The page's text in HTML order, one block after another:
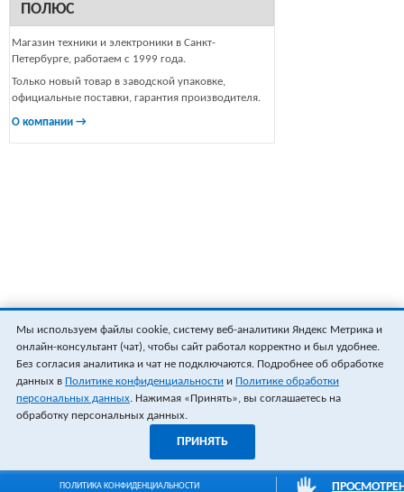
ПОЛЮС
Магазин техники и электроники в Санкт-
Петербурге, работаем с 1999 года.
Только новый товар в заводской упаковке,
официальные поставки, гарантия производителя.
О компании →
ПОЛИТИКА КОНФИДЕНЦИАЛЬНОСТИ
Мы используем файлы cookie, систему веб-аналитики Яндекс Метрика и
онлайн-консультант (чат), чтобы сайт работал корректно и был удобнее.
Без согласия аналитика и чат не подключаются. Подробнее об обработке
данных в Политике конфиденциальности и Политике обработки
персональных данных. Нажимая «Принять», вы соглашаетесь на
обработку персональных данных.
ПРИНЯТЬ